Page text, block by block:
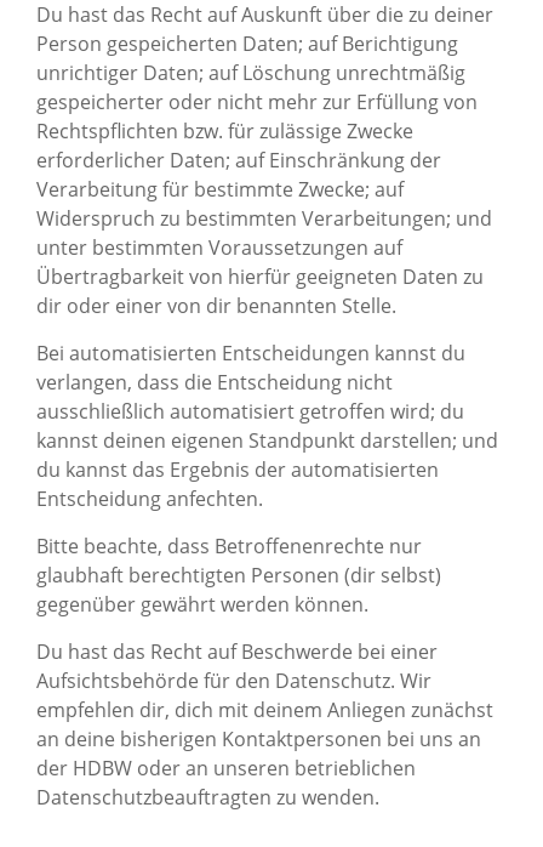
Du hast das Recht auf Auskunft über die zu deiner
Person gespeicherten Daten; auf Berichtigung
unrichtiger Daten; auf Löschung unrechtmäßig
gespeicherter oder nicht mehr zur Erfüllung von
Rechtspflichten bzw. für zulässige Zwecke
erforderlicher Daten; auf Einschränkung der
Verarbeitung für bestimmte Zwecke; auf
Widerspruch zu bestimmten Verarbeitungen; und
unter bestimmten Voraussetzungen auf
Übertragbarkeit von hierfür geeigneten Daten zu
dir oder einer von dir benannten Stelle.
Bei automatisierten Entscheidungen kannst du
verlangen, dass die Entscheidung nicht
ausschließlich automatisiert getroffen wird; du
kannst deinen eigenen Standpunkt darstellen; und
du kannst das Ergebnis der automatisierten
Entscheidung anfechten.
Bitte beachte, dass Betroffenenrechte nur
glaubhaft berechtigten Personen (dir selbst)
gegenüber gewährt werden können.
Du hast das Recht auf Beschwerde bei einer
Aufsichtsbehörde für den Datenschutz. Wir
empfehlen dir, dich mit deinem Anliegen zunächst
an deine bisherigen Kontaktpersonen bei uns an
der HDBW oder an unseren betrieblichen
Datenschutzbeauftragten zu wenden.